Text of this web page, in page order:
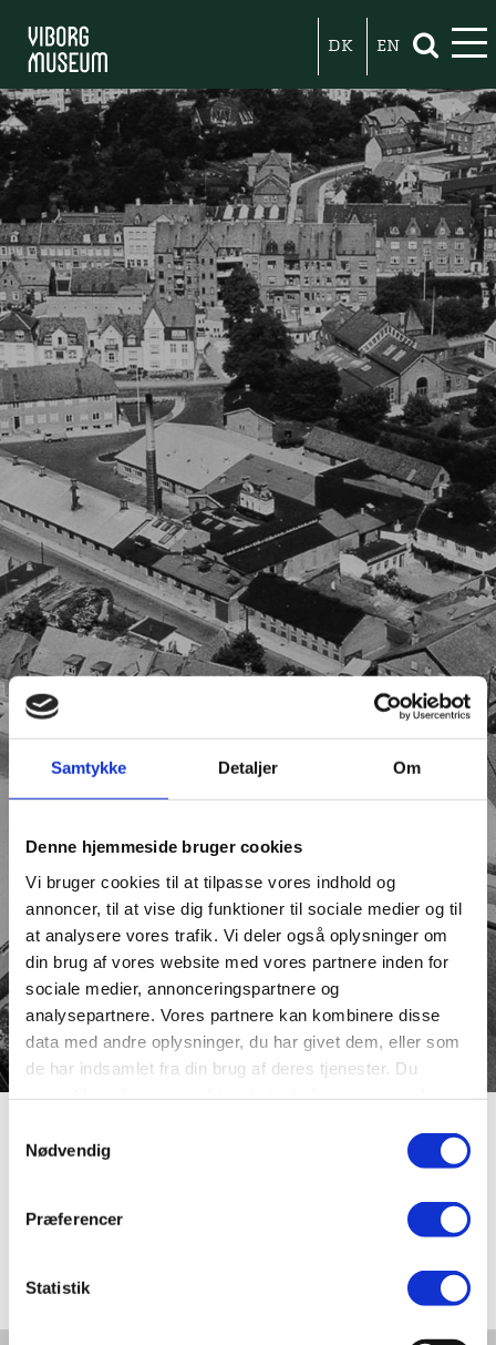
Samtykke Detaljer Om
Denne hjemmeside bruger cookies
Vi bruger cookies til at tilpasse vores indhold og
annoncer, til at vise dig funktioner til sociale medier og til
at analysere vores trafik. Vi deler også oplysninger om
din brug af vores website med vores partnere inden for
sociale medier, annonceringspartnere og
analysepartnere. Vores partnere kan kombinere disse
data med andre oplysninger, du har givet dem, eller som
de har indsamlet fra din brug af deres tjenester. Du
Nødvendig
Præferencer
Statistik
DK EN
Overgårdsvej
Villavej i Overlund fra 1960’erne. Opkaldt efter gården,